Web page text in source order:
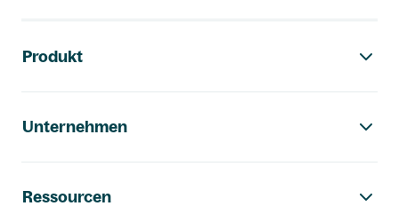
Produkt
Unternehmen
Ressourcen